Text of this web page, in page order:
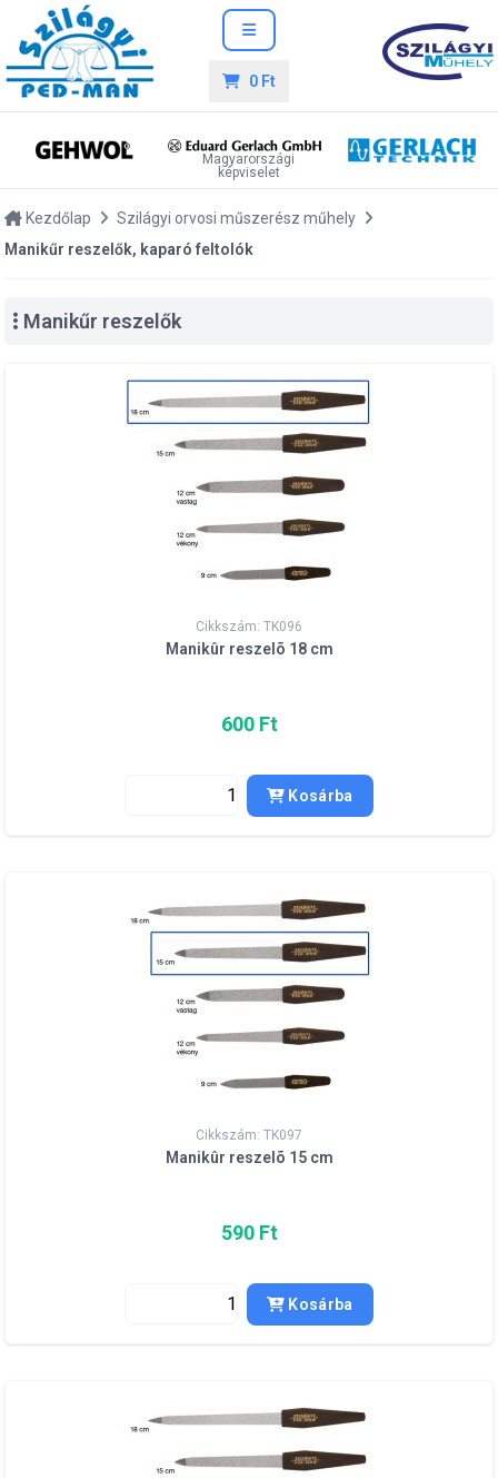
0 Ft
Magyarországi
képviselet
Kezdőlap
Szilágyi orvosi műszerész műhely
Manikűr reszelők, kaparó feltolók
Manikűr reszelők
Cikkszám: TK096
Manikûr reszelõ 18 cm
600 Ft
Kosárba
Cikkszám: TK097
Manikûr reszelõ 15 cm
590 Ft
Kosárba